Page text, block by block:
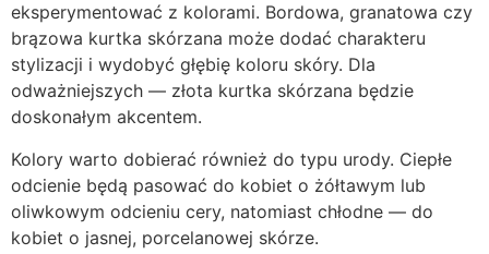
eksperymentować z kolorami. Bordowa, granatowa czy
brązowa kurtka skórzana może dodać charakteru
stylizacji i wydobyć głębię koloru skóry. Dla
odważniejszych — złota kurtka skórzana będzie
doskonałym akcentem.
Kolory warto dobierać również do typu urody. Ciepłe
odcienie będą pasować do kobiet o żółtawym lub
oliwkowym odcieniu cery, natomiast chłodne — do
kobiet o jasnej, porcelanowej skórze.